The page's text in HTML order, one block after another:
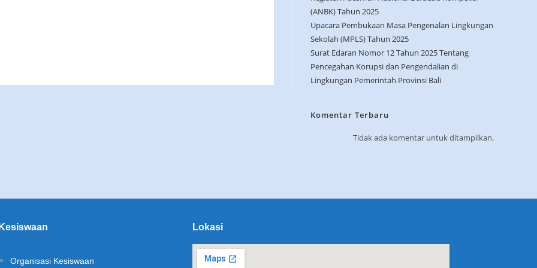
(ANBK) Tahun 2025
Upacara Pembukaan Masa Pengenalan Lingkungan
Sekolah (MPLS) Tahun 2025
Surat Edaran Nomor 12 Tahun 2025 Tentang
Pencegahan Korupsi dan Pengendalian di
Lingkungan Pemerintah Provinsi Bali
Komentar Terbaru
Tidak ada komentar untuk ditampilkan.
Organisasi Kesiswaan
Lokasi